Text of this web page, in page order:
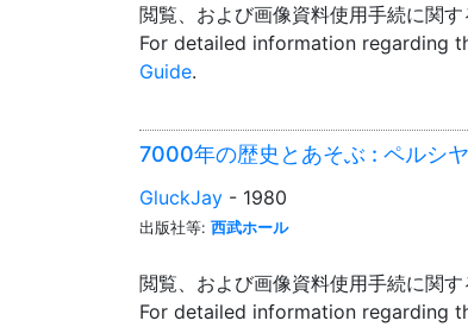
閲覧、および画像資料使用手続に関
For detailed information regarding
Guide.
7000年の歴史とあそぶ : ペルシ
GluckJay - 1980
出版社等: 西武ホール
閲覧、および画像資料使用手続に関
For detailed information regarding